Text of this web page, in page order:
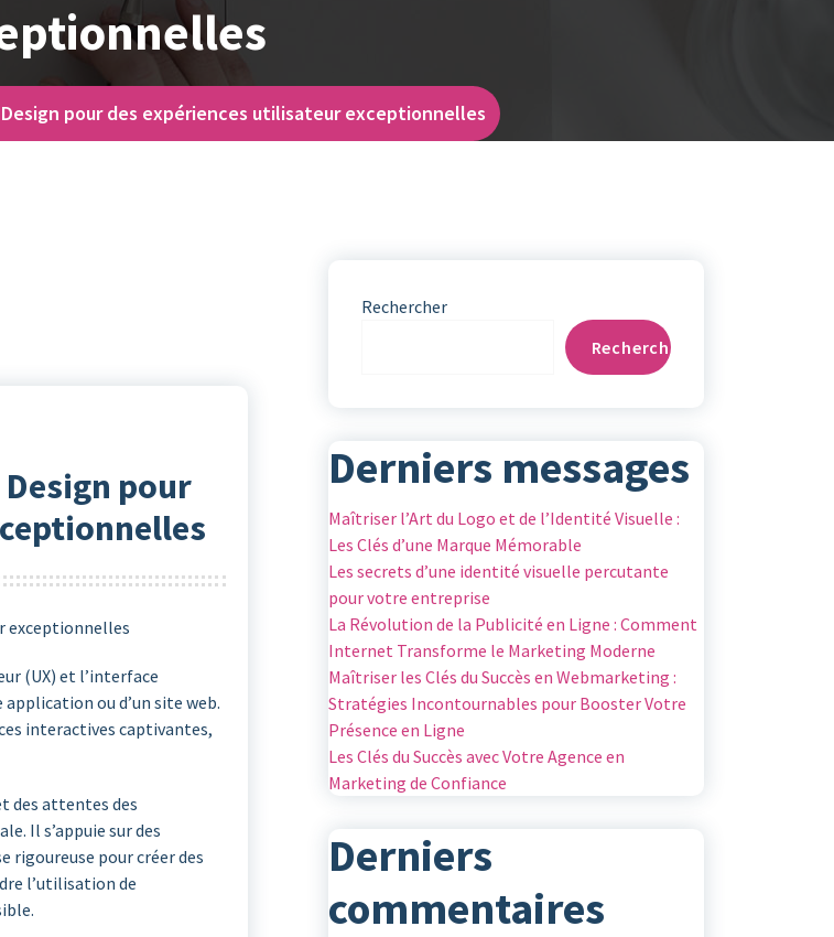
pour des expériences utilisateur exceptionnelles
pour
exceptionnelles
(UX) et l’interface
ou d’un site web.
interactives captivantes,
des attentes des
Il s’appuie sur des
rigoureuse pour créer des
l’utilisation de
Rechercher
Rechercher
Derniers messages
Maîtriser l’Art du Logo et de l’Identité Visuelle :
Les Clés d’une Marque Mémorable
Les secrets d’une identité visuelle percutante
pour votre entreprise
La Révolution de la Publicité en Ligne : Comment
Internet Transforme le Marketing Moderne
Maîtriser les Clés du Succès en Webmarketing :
Stratégies Incontournables pour Booster Votre
Présence en Ligne
Les Clés du Succès avec Votre Agence en
Marketing de Confiance
Derniers
commentaires